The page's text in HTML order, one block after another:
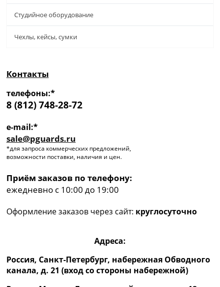
Студийное оборудование
Чехлы, кейсы, сумки
Контакты
телефоны:*
8 (812) 748-28-72
e-mail:*
sale@pguards.ru
*для запроса коммерческих предложений,
возможности поставки, наличия и цен.
Приём заказов по телефону:
ежедневно с 10:00 до 19:00
Оформление заказов через сайт: круглосуточно
Адреса:
Россия, Санкт-Петербург, набережная Обводного
канала, д. 21 (вход со стороны набережной)